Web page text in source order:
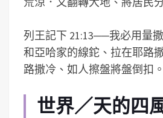
列王記下 21:13──我必用量
和亞哈家的線鉈、拉在耶路
路撒冷、如人擦盤將盤倒扣。
世界／天的四